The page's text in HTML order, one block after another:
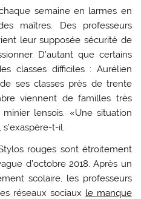
semaine en larmes en
maîtres. Des professeurs
leur supposée sécurité de
D’autant que certains
classes difficiles : Aurélien
ses classes près de trente
viennent de familles très
minier lensois. «Une situation
t-il.
rouges sont étroitement
d’octobre 2018. Après un
scolaire, les professeurs
réseaux sociaux le manque